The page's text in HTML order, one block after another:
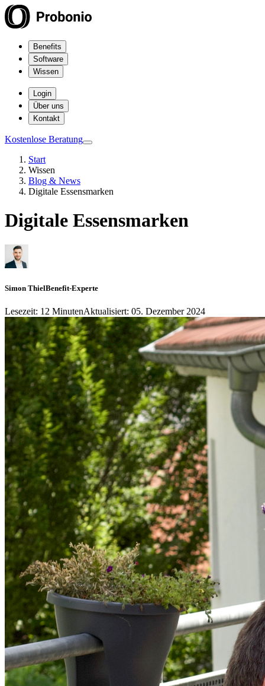
Benefits
Software
Wissen
Login
Über uns
Kontakt
Kostenlose Beratung
Start
Wissen
Blog & News
Digitale Essensmarken
Digitale Essensmarken
Simon ThielBenefit-Experte
Lesezeit: 12 MinutenAktualisiert: 05. Dezember 2024